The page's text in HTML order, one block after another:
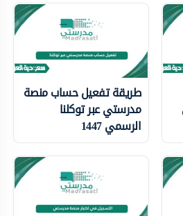
طريقة تفعيل حساب منصة
مدرستي عبر توكلنا
الرسمي 1447